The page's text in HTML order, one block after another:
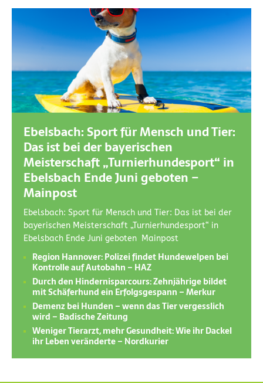
Ebelsbach: Sport für Mensch und Tier:
Das ist bei der bayerischen
Meisterschaft „Turnierhundesport“ in
Ebelsbach Ende Juni geboten –
Mainpost
Ebelsbach: Sport für Mensch und Tier: Das ist bei der
bayerischen Meisterschaft „Turnierhundesport“ in
Ebelsbach Ende Juni geboten Mainpost
Region Hannover: Polizei findet Hundewelpen bei
Kontrolle auf Autobahn – HAZ
Durch den Hindernisparcours: Zehnjährige bildet
mit Schäferhund ein Erfolgsgespann – Merkur
Demenz bei Hunden – wenn das Tier vergesslich
wird – Badische Zeitung
Weniger Tierarzt, mehr Gesundheit: Wie ihr Dackel
ihr Leben veränderte – Nordkurier